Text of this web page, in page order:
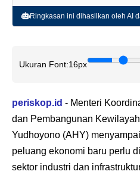
Ringkasan ini dihasilkan oleh AI
Ukuran Font:16px
periskop.id - Menteri
dan Pembangunan
Yudhoyono (AHY)
peluang ekonomi baru perlu
sektor industri dan